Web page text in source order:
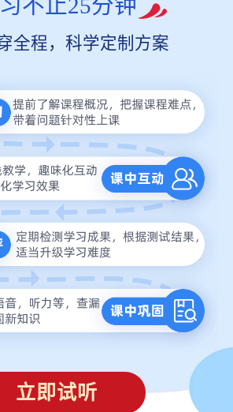
不止25分钟
全程，科学定制方案
立即试听